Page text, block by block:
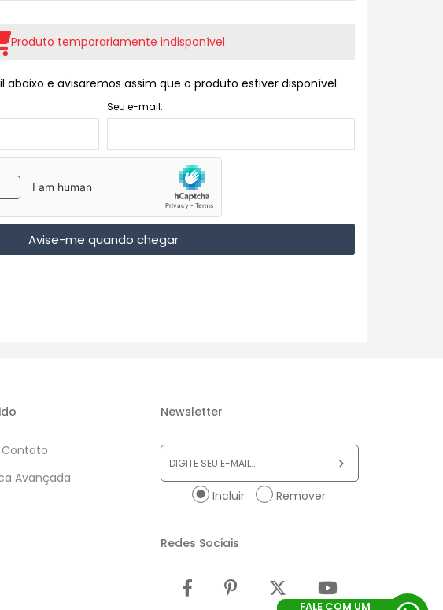
Produto temporariamente indisponível
e avisaremos assim que o produto estiver disponível.
Seu e-mail:
Avise-me quando chegar
Contato
Avançada
Newsletter
Incluir Remover
Redes Sociais
FALE COM UM